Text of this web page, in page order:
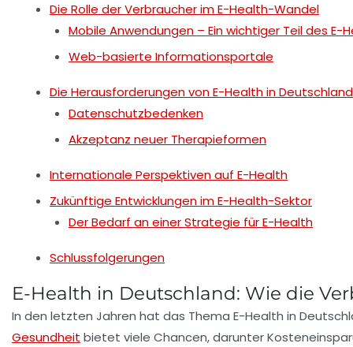
Die Rolle der Verbraucher im E-Health-Wandel
Mobile Anwendungen – Ein wichtiger Teil des E-
Web-basierte Informationsportale
Die Herausforderungen von E-Health in Deutschland
Datenschutzbedenken
Akzeptanz neuer Therapieformen
Internationale Perspektiven auf E-Health
Zukünftige Entwicklungen im E-Health-Sektor
Der Bedarf an einer Strategie für E-Health
Schlussfolgerungen
E-Health in Deutschland: Wie die
In den letzten Jahren hat das Thema E-Health in
Gesundheit bietet viele Chancen, darunter